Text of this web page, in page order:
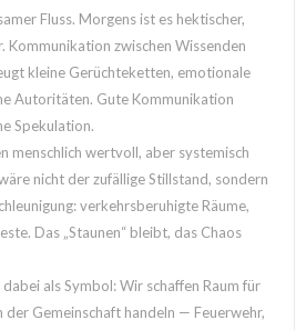
Fluss. Morgens ist es hektischer,
Kommunikation zwischen Wissenden
kleine Gerüchteketten, emotionale
Autoritäten. Gute Kommunikation
Spekulation.
menschlich wertvoll, aber systemisch
nicht der zufällige Stillstand, sondern
verkehrsberuhigte Räume,
Das „Staunen“ bleibt, das Chaos
als Symbol: Wir schaffen Raum für
der Gemeinschaft handeln — Feuerwehr,